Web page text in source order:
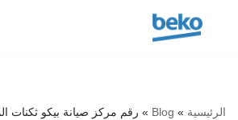
الرئيسية »
Blog
» رقم مركز صيانة بيكو ثكنات المعادي